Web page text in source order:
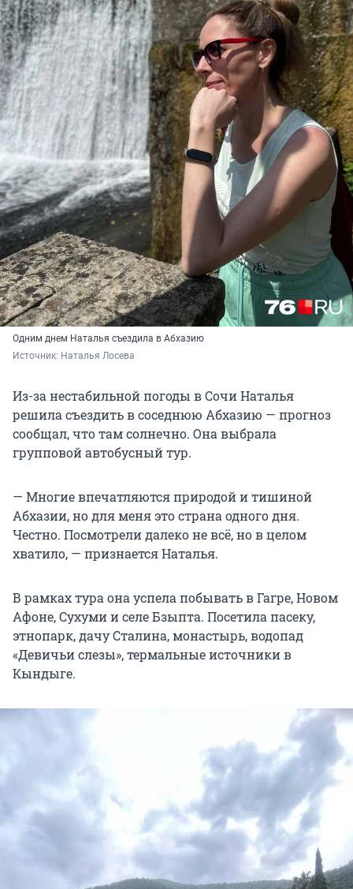
Одним днем Наталья съездила в Абхазию
Источник: Наталья Лосева
Из-за нестабильной погоды в Сочи Наталья
решила съездить в соседнюю Абхазию — прогноз
сообщал, что там солнечно. Она выбрала
групповой автобусный тур.
— Многие впечатляются природой и тишиной
Абхазии, но для меня это страна одного дня.
Честно. Посмотрели далеко не всё, но в целом
хватило, — признается Наталья.
В рамках тура она успела побывать в Гагре, Новом
Афоне, Сухуми и селе Бзыпта. Посетила пасеку,
этнопарк, дачу Сталина, монастырь, водопад
«Девичьи слезы», термальные источники в
Кындыге.